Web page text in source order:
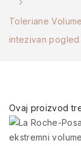
Toleriane
intezivan pogled
Ovaj proizvod